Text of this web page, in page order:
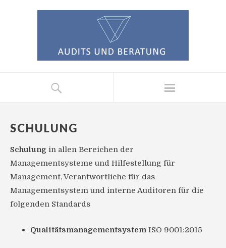
SCHULUNG
Schulung in allen Bereichen der
Managementsysteme und Hilfestellung für
Management, Verantwortliche für das
Managementsystem und interne Auditoren für die
folgenden Standards
Qualitätsmanagementsystem ISO 9001:2015